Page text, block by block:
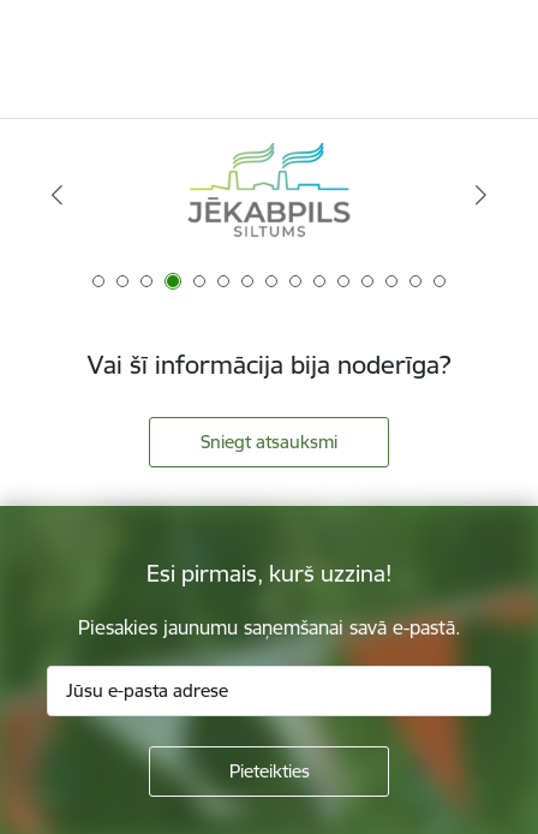
Vai šī informācija bija noderīga?
Sniegt atsauksmi
Esi pirmais, kurš uzzina!
Piesakies jaunumu saņemšanai savā e-pastā.